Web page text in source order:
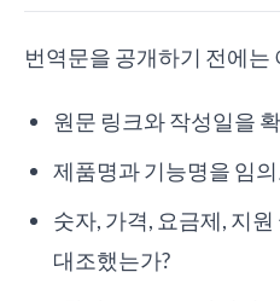
번역문을 공개하기 전에는
원문 링크와 작성일을
제품명과 기능명을 임
숫자, 가격, 요금제, 지
대조했는가?